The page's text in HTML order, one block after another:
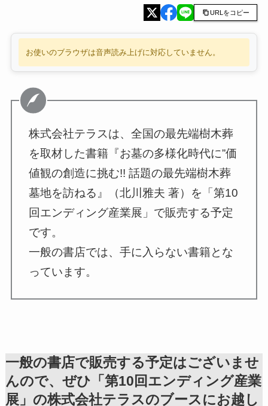
URLをコピー
お使いのブラウザは音声読み上げに対応していません。
株式会社テラスは、全国の最先端樹木葬
を取材した書籍『お墓の多様化時代に”価
値観の創造に挑む!! 話題の最先端樹木葬
墓地を訪ねる』（北川雅夫 著）を「第10
回エンディング産業展」で販売する予定
です。
一般の書店では、手に入らない書籍とな
っています。
一般の書店で販売する予定はございませ
んので、ぜひ「第10回エンディング産業
展」の株式会社テラスのブースにお越し